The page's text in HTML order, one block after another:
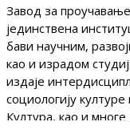
Завод за проучавање
јединствена
бави научним,
као и израдом
издаје
социологију
Култура, као и многе